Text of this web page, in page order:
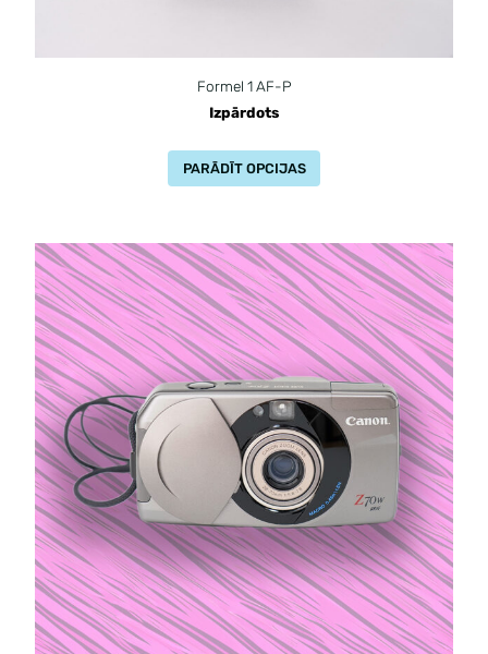
Formel 1 AF-P
Izpārdots
PARĀDĪT OPCIJAS